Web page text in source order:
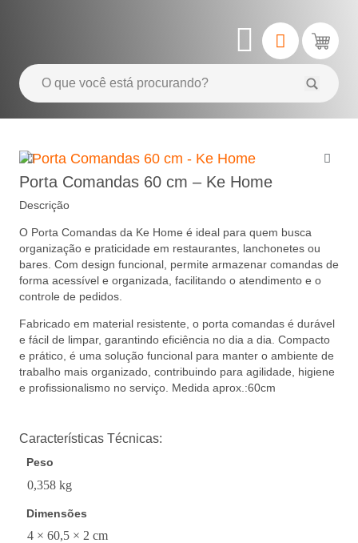
Porta Comandas 60 cm – Ke Home
Descrição
O Porta Comandas da Ke Home é ideal para quem busca
organização e praticidade em restaurantes, lanchonetes ou
bares. Com design funcional, permite armazenar comandas de
forma acessível e organizada, facilitando o atendimento e o
controle de pedidos.
Fabricado em material resistente, o porta comandas é durável
e fácil de limpar, garantindo eficiência no dia a dia. Compacto
e prático, é uma solução funcional para manter o ambiente de
trabalho mais organizado, contribuindo para agilidade, higiene
e profissionalismo no serviço. Medida aprox.:60cm
Características Técnicas:
Peso
0,358 kg
Dimensões
4 × 60,5 × 2 cm